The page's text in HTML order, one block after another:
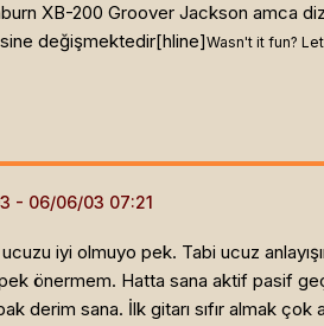
XB-200 Groover Jackson amca
değişmektedir[hline]Wasn't it fun?
iyi olmuyo pek. Tabi ucuz
önermem. Hatta sana aktif pasif
derim sana. İlk gitarı sıfır almak çok